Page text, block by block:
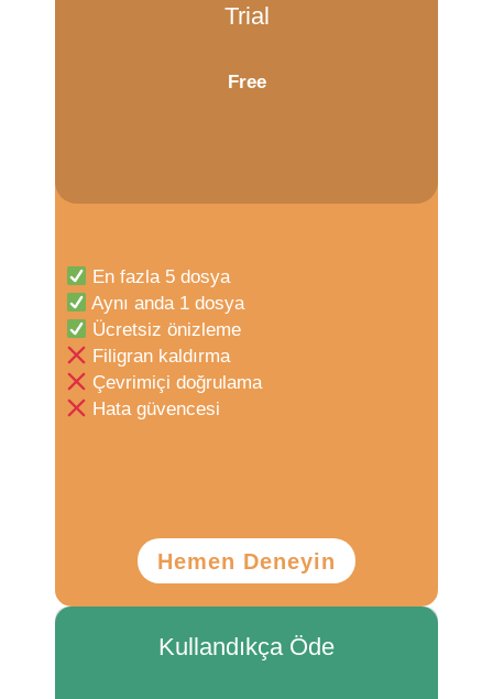
Trial
Free
En fazla 5 dosya
Aynı anda 1 dosya
Ücretsiz önizleme
Filigran kaldırma
Çevrimiçi doğrulama
Hata güvencesi
Hemen Deneyin
Kullandıkça Öde